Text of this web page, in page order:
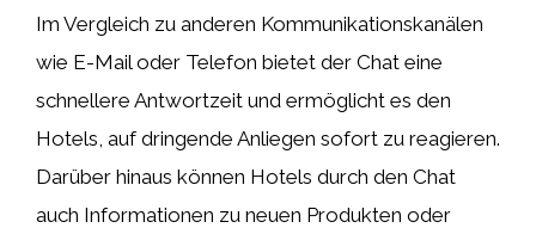
Im Vergleich zu anderen Kommunikationskanälen
wie E-Mail oder Telefon bietet der Chat eine
schnellere Antwortzeit und ermöglicht es den
Hotels, auf dringende Anliegen sofort zu reagieren.
Darüber hinaus können Hotels durch den Chat
auch Informationen zu neuen Produkten oder